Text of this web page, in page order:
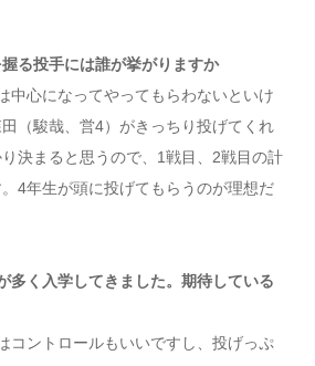
る投手には誰が挙がりますか
中心になってやってもらわないといけ
（駿哉、営4）がきっちり投げてくれ
決まると思うので、1戦目、2戦目の計
4年生が頭に投げてもらうのが理想だ
多く入学してきました。期待している
コントロールもいいですし、投げっぷ